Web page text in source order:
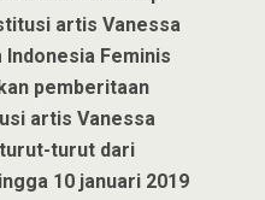
artis Vanessa
Feminis
pemberitaan
artis Vanessa
turut dari
10 januari 2019